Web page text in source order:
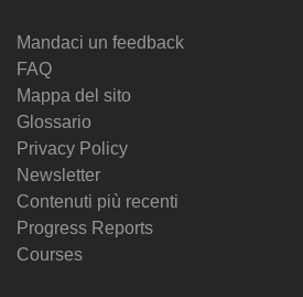
Mandaci un feedback
FAQ
Mappa del sito
Glossario
Privacy Policy
Newsletter
Contenuti più recenti
Progress Reports
Courses